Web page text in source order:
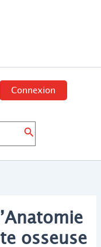
Connexion
Rechercher
osseuse